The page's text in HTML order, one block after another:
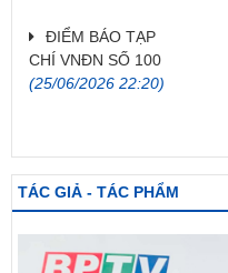
ĐIỂM BÁO TẠP
CHÍ VNĐN SỐ 100
(25/06/2026 22:20)
TÁC GIẢ - TÁC PHẨM